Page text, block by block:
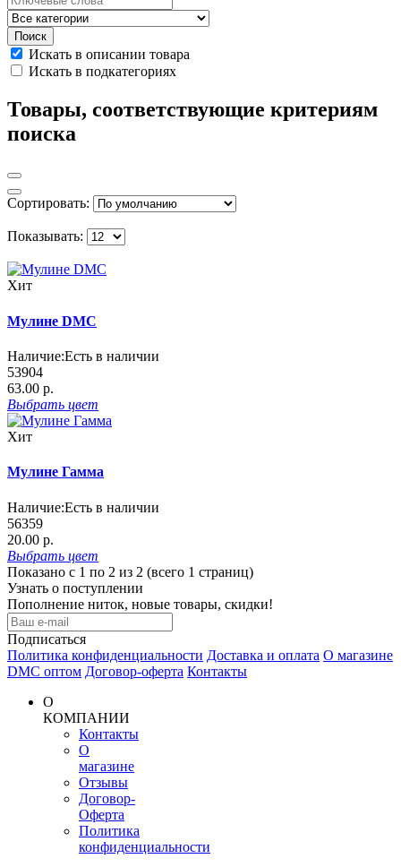
Искать в описании товара
Искать в подкатегориях
Товары, соответствующие критериям
поиска
Сортировать:
Показывать:
Хит
Мулине DMC
Наличие:Есть в наличии
53904
63.00 р.
Выбрать цвет
Хит
Мулине Гамма
Наличие:Есть в наличии
56359
20.00 р.
Выбрать цвет
Показано с 1 по 2 из 2 (всего 1 страниц)
Узнать о поступлении
Пополнение ниток, новые товары, скидки!
Подписаться
Политика конфиденциальности Доставка и оплата О магазине
DMC оптом Договор-оферта Контакты
О
КОМПАНИИ
Контакты
О
магазине
Отзывы
Договор-
Оферта
Политика
конфиденциальности